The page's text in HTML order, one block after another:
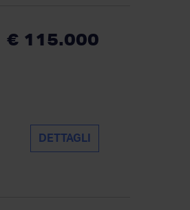
€ 115.000
DETTAGLI